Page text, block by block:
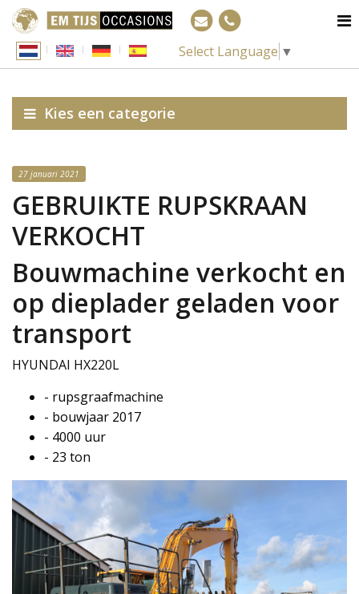
Select Language ▼
Kies een categorie
27 januari 2021
GEBRUIKTE RUPSKRAAN
VERKOCHT
Bouwmachine verkocht en
op dieplader geladen voor
transport
HYUNDAI HX220L
- rupsgraafmachine
- bouwjaar 2017
- 4000 uur
- 23 ton